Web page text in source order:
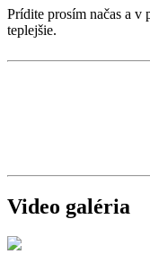
Prídite prosím načas a v
teplejšie.
Video galéria